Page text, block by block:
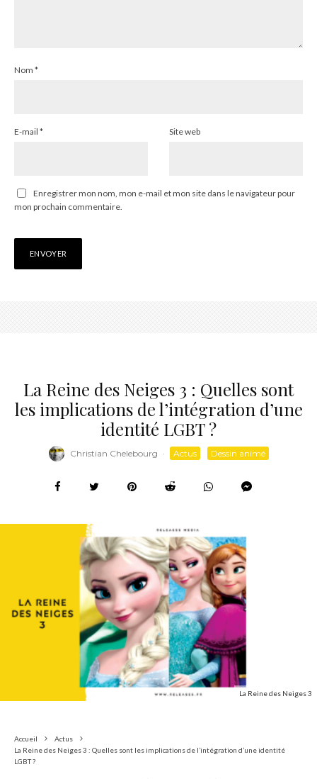
Nom *
E-mail * Site web
Enregistrer mon nom, mon e-mail et mon site dans le navigateur pour
mon prochain commentaire.
La Reine des Neiges 3 : Quelles sont
les implications de l’intégration d’une
identité LGBT ?
Christian Chelebourg · Actus Dessin animé
La Reine des Neiges 3
Accueil
Actus
La Reine des Neiges 3 : Quelles sont les implications de l’intégration d’une identité
LGBT ?